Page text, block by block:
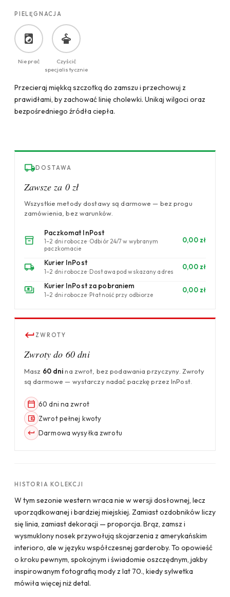
PIELĘGNACJA
Nie prać
Czyścić
specjalistycznie
Przecieraj miękką szczotką do zamszu i przechowuj z
prawidłami, by zachować linię cholewki. Unikaj wilgoci oraz
bezpośredniego źródła ciepła.
DOSTAWA
Zawsze za 0 zł
Wszystkie metody dostawy są darmowe — bez progu
zamówienia, bez warunków.
Paczkomat InPost
1–2 dni robocze · Odbiór 24/7 w wybranym
paczkomacie
0,00 zł
Kurier InPost
1–2 dni robocze · Dostawa pod wskazany adres
0,00 zł
Kurier InPost za pobraniem
1–2 dni robocze · Płatność przy odbiorze
0,00 zł
ZWROTY
Zwroty do 60 dni
Masz 60 dnina zwrot, bez podawania przyczyny. Zwroty
są darmowe — wystarczy nadać paczkę przez InPost.
60 dni na zwrot
Zwrot pełnej kwoty
Darmowa wysyłka zwrotu
HISTORIA KOLEKCJI
W tym sezonie western wraca nie w wersji dosłownej, lecz
uporządkowanej i bardziej miejskiej. Zamiast ozdobników liczy
się linia, zamiast dekoracji — proporcja. Brąz, zamsz i
wysmuklony nosek przywołują skojarzenia z amerykańskim
interioro, ale w języku współczesnej garderoby. To opowieść
o kroku pewnym, spokojnym i świadomie oszczędnym, jakby
inspirowanym fotografią mody z lat 70., kiedy sylwetka
mówiła więcej niż detal.